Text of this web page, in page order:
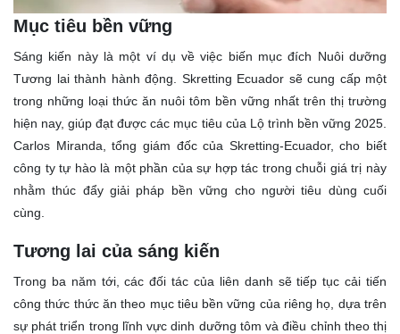
Mục tiêu bền vững
Sáng kiến này là một ví dụ về việc biến mục đích Nuôi dưỡng
Tương lai thành hành động. Skretting Ecuador sẽ cung cấp một
trong những loại thức ăn nuôi tôm bền vững nhất trên thị trường
hiện nay, giúp đạt được các mục tiêu của Lộ trình bền vững 2025.
Carlos Miranda, tổng giám đốc của Skretting-Ecuador, cho biết
công ty tự hào là một phần của sự hợp tác trong chuỗi giá trị này
nhằm thúc đẩy giải pháp bền vững cho người tiêu dùng cuối
cùng.
Tương lai của sáng kiến
Trong ba năm tới, các đối tác của liên danh sẽ tiếp tục cải tiến
công thức thức ăn theo mục tiêu bền vững của riêng họ, dựa trên
sự phát triển trong lĩnh vực dinh dưỡng tôm và điều chỉnh theo thị